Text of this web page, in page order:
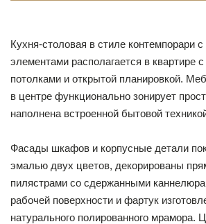
Кухня-столовая в стиле контемпорари
элементами располагается в квартире
потолками и открытой планировкой.
в центре функционально зонирует
наполнена встроенной бытовой
Фасады шкафов и корпусные детали
эмалью двух цветов, декорированы
пилястрами со сдержанными
рабочей поверхности и фартук
натурального полированного мрамора.